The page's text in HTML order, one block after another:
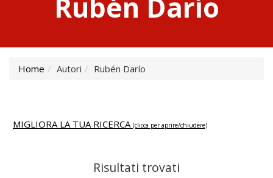
Rubén Darío
Home Autori Rubén Darío
MIGLIORA LA TUA RICERCA (clicca per aprire/chiudere)
Risultati trovati